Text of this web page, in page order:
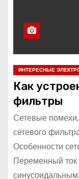
ИНТЕРЕСНЫЕ
Как
фильтры
Сетевые помехи,
сетевого
Особенности
Переменный ток